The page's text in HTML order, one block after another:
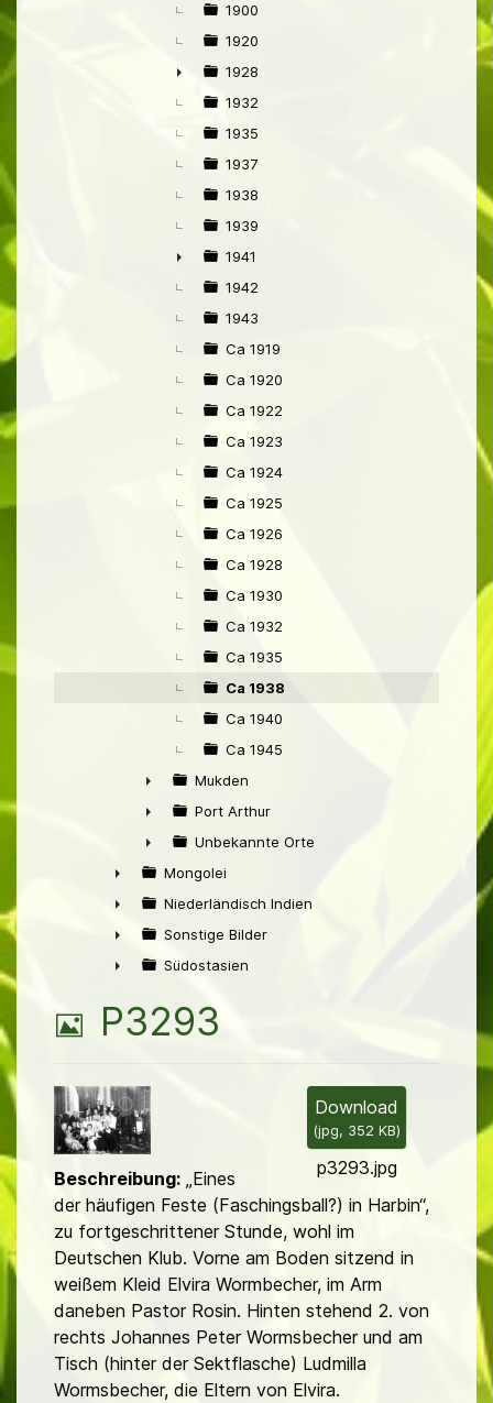
1900
1920
►
1928
1932
1935
1937
1938
1939
►
1941
1942
1943
Ca 1919
Ca 1920
Ca 1922
Ca 1923
Ca 1924
Ca 1925
Ca 1926
Ca 1928
Ca 1930
Ca 1932
Ca 1935
Ca 1938
Ca 1940
Ca 1945
►
Mukden
►
Port Arthur
►
Unbekannte Orte
►
Mongolei
►
Niederländisch Indien
►
Sonstige Bilder
Südostasien
B
l
d
P3293
Download
(jpg, 352 KB)
p3293.jpg
Beschreibung: „Eines
der häufigen Feste (Faschingsball?) in Harbin“,
zu fortgeschrit­tener Stunde, wohl im
Deutschen Klub. Vorne am Boden sitzend in
weißem Kleid Elvira Wormbecher, im Arm
daneben Pastor Rosin. Hinten stehend 2. von
rechts Johannes Peter Wormsbecher und am
Tisch (hinter der Sektflasche) Ludmilla
Wormsbecher, die Eltern von Elvira.